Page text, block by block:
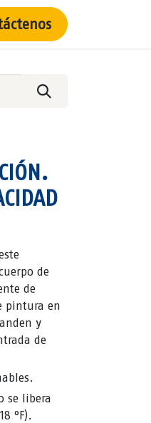
de
de
pintura en
y
de
se libera
°F).